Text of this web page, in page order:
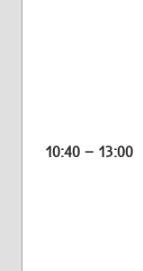
10:40 – 13:00